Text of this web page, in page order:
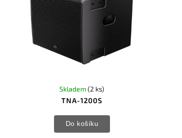
TNA-1200S
Skladem(2 ks)
Do košíku